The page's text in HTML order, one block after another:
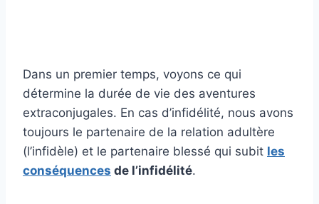
Dans un premier temps, voyons ce qui
détermine la durée de vie des aventures
extraconjugales. En cas d’infidélité, nous avons
toujours le partenaire de la relation adultère
(l’infidèle) et le partenaire blessé qui subit les
conséquences de l’infidélité.